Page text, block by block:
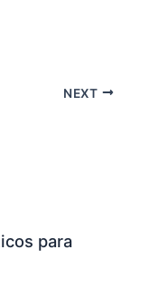
NEXT
para